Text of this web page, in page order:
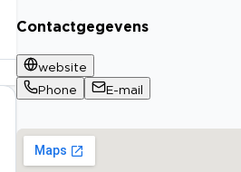
Contactgegevens
website
Phone
E-mail